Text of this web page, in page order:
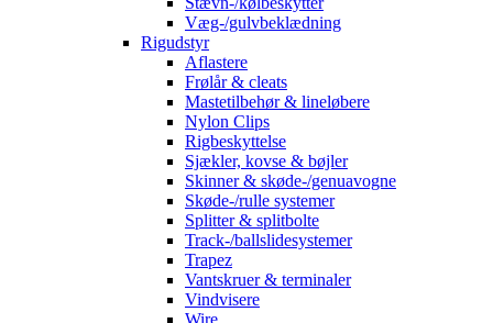
Væg-/gulvbeklædning
Rigudstyr
Aflastere
Frølår & cleats
Mastetilbehør & lineløbere
Nylon Clips
Rigbeskyttelse
Sjækler, kovse & bøjler
Skinner & skøde-/genuavogne
Skøde-/rulle systemer
Splitter & splitbolte
Track-/ballslidesystemer
Trapez
Vantskruer & terminaler
Vindvisere